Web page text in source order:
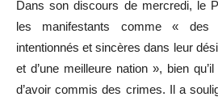
Dans son discours de mercredi, le
les manifestants comme « des
intentionnés et sincères dans leur
et d’une meilleure nation », bien
d’avoir commis des crimes. Il a